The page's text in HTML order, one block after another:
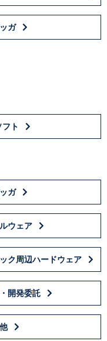
ガ
フト
ガ
ウェア
ク周辺ハードウェア
開発委託